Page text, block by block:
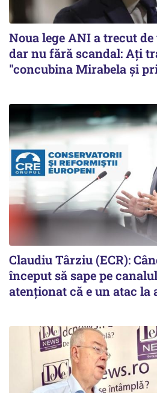
Noua lege ANI a trecut
dar nu fără scandal: Ați
"concubina Mirabela şi
Claudiu Târziu (ECR):
început să sape pe
atenționat că e un atac la